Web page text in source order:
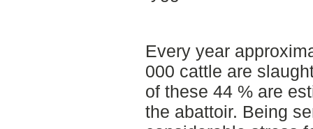
Every year
000 cattle are
of these 44 % are
the abattoir. Being